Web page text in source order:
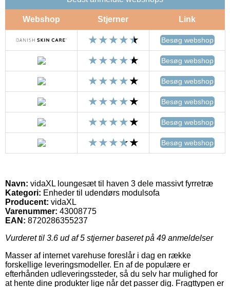
Webshop Stjerner Link
Besøg webshop
Besøg webshop
Besøg webshop
Besøg webshop
Besøg webshop
Besøg webshop
Navn: vidaXL loungesæt til haven 3 dele massivt fyrretræ
Kategori: Enheder til udendørs modulsofa
Producent: vidaXL
Varenummer: 43008775
EAN: 8720286355237
Vurderet til 3.6 ud af 5 stjerner baseret på 49 anmeldelser
Masser af internet varehuse foreslår i dag en række
forskellige leveringsmodeller. En af de populære er
efterhånden udleveringssteder, så du selv har mulighed for
at hente dine produkter lige når det passer dig. Fragttypen er